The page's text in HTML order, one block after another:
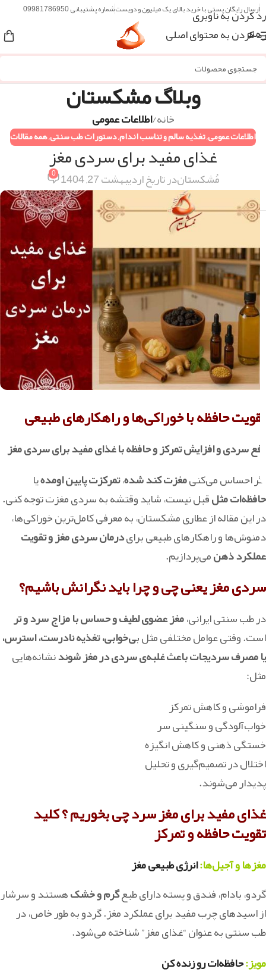
رد کردن به ناوبری
رد کردن به محتوای اصلی
ارسال رایگان پستی با خرید بالای یک میلیون و دویستشماره پشتیبانی 09981786950
منو
وبلاگ مشکستان
خانه/اطلاعات عمومی
اطلاعات عمومی,تغذیه سالم و تناسب اندام,دستورات طب سنتی,همه مقالات
غذای مفید برای سردی مغز
مُشکستاندر تاریخ اردیبهشت 27, 1404 0
تقویت حافظه با خوراکی‌ها و راهکارهای طبیعی
رفع سردی و افزایش تمرکز و حافظه با غذای مفید برای سردی مغز
اگر احساس می‌کنیمغزت کند شده،تمرکزت پایین اومدهیا
حافظه‌ات مثلقبل نیست، شاید وقتشه به سردی مغزت توجه کنی.
در این مقاله از عطاری مشکستان، به معرفی کامل‌ترین خوراکی‌ها،
دمنوش‌ها و راهکارهای طبیعی برایدرمان سردی مغز و تقویت
عملکرد ذهنمی‌پردازیم.
سردی مغز یعنی چی و چرا باید نگرانش باشیم؟
در طب سنتی ایرانی،مغز عضوی لطیف و حساس با مزاج سرد و تر
است. وقتی عوامل مختلفی مثل بی‌خوابی، تغذیه نادرست، استرس،
یا مصرف سردیجات باعث غلبه‌ی سردی در مغز شوندنشانه‌هایی
مثل:
فراموشی و کاهش تمرکز
خواب‌آلودگی و سنگینی سر
خستگی ذهنی و کاهش انگیزه
اختلال در تصمیم‌گیری و تحلیل
پدیدار می‌شوند.
غذای مفید برای مغز سرد چی بخوریم ؟کلید
تقویت حافظه و تمرکز
مغزها و آجیل‌ها:انرژی طبیعی مغز
گردو، بادام، فندق و پسته دارای طبعگرم و خشکهستند و سرشار
از اسیدهای چرب مفید برای عملکرد مغز. گردو به‌ طور خاص، در
طب سنتی به‌ عنوان “غذای مغز” شناخته می‌شود.
مویز:حافظه‌ات رو زنده کن